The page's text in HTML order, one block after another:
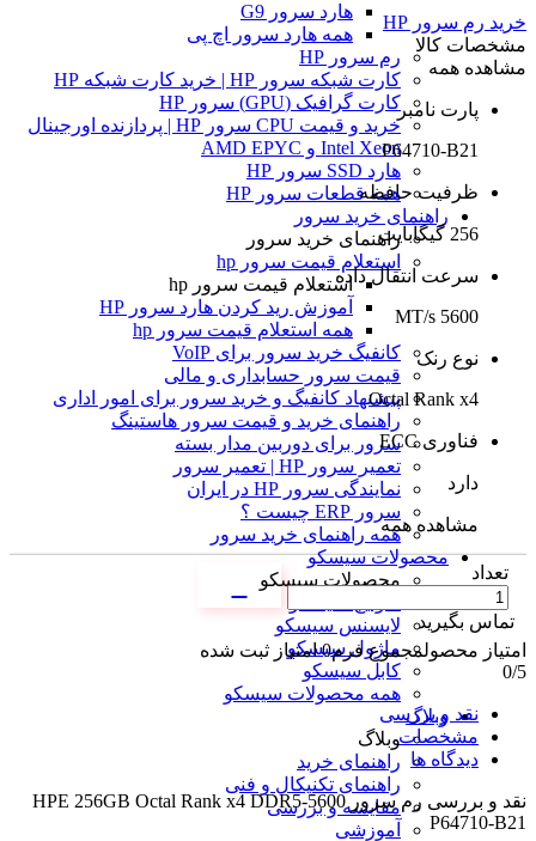
هارد سرور G9
همه هارد سرور اچ پی
رم سرور HP
کارت شبکه سرور HP | خرید کارت شبکه HP
کارت گرافیک (GPU) سرور HP
خرید و قیمت CPU سرور HP | پردازنده اورجینال
Intel Xeon و AMD EPYC
هارد SSD سرور HP
همه قطعات سرور HP
راهنمای خرید سرور
راهنمای خرید سرور
استعلام قیمت سرور hp
استعلام قیمت سرور hp
آموزش ريد كردن هارد سرور HP
همه استعلام قیمت سرور hp
کانفیگ خرید سرور برای VoIP
قیمت سرور حسابداری و مالی
پیشنهاد کانفیگ و خرید سرور برای امور اداری
راهنمای خرید و قیمت سرور هاستینگ
سرور برای دوربین مدار بسته
تعمیر سرور HP | تعمیر سرور
نمایندگی سرور HP در ایران
سرور ERP چیست ؟
همه راهنمای خرید سرور
محصولات سیسکو
محصولات سیسکو
لایسنس سیسکو
ماژول سیسکو
کابل سیسکو
همه محصولات سیسکو
وبلاگ
وبلاگ
راهنمای خرید
راهنمای تکنیکال و فنی
مقایسه و بررسی
آموزشی
خرید رم سرور HP
مشخصات کالا
مشاهده همه
پارت نامبر
P64710-B21
ظرفیت حافظه
256 گیگابایت
سرعت انتقال داده
5600 MT/s
نوع رنک
Octal Rank x4
فناوری ECC
دارد
مشاهده همه
تعداد
تماس بگیرید
امتیاز محصولمجموع فرم0امتیاز ثبت شده
0/5
نقد و بررسی
مشخصات
دیدگاه ها
نقد و بررسی
رم سرور HPE 256GB Octal Rank x4 DDR5-5600
P64710-B21